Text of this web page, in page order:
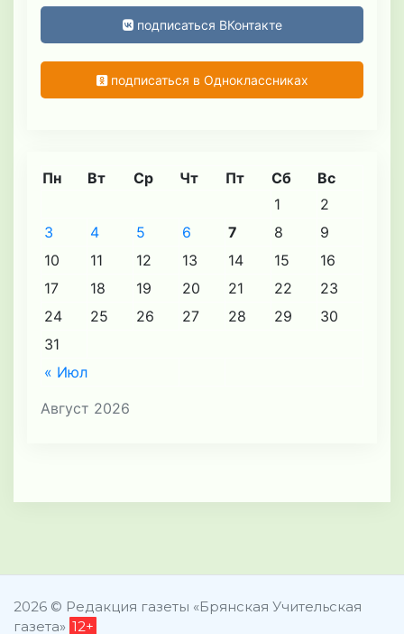
подписаться ВКонтакте
подписаться в Одноклассниках
Август 2026
Пн Вт Ср Чт Пт Сб Вс
« Июл
1
2
3
4 5 6 7 8
9
10
11 12 13 14 15
16
17
18 19 20 21 22
23
24
25 26 27 28 29
30
31
2026 © Редакция газеты «Брянская Учительская
газета» 12+